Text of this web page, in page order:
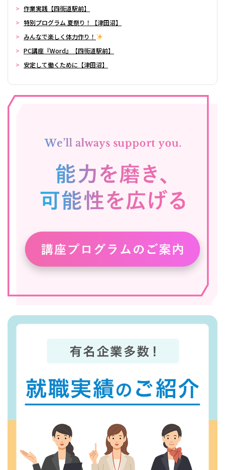
作業実践【四街道駅前】
特別プログラム 夏祭り！【津田沼】
みんなで楽しく体力作り！
PC講座『Word』【四街道駅前】
安定して働くために【津田沼】